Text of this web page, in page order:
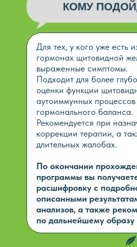
Для тех, у кого уже есть
гормонах щитовидной
выраженные симптомы.
Подходит для более
оценки функции
аутоиммунных
гормонального баланса.
Рекомендуется при
коррекции терапии, а
длительных жалобах.
По окончании
программы вы
расшифровку с
описанными
анализов, а также
по дальнейшему образу
КОМУ